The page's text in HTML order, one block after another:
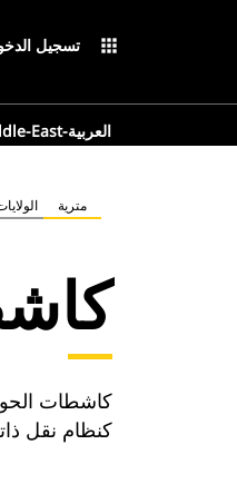
تسجيل apps
Africa Middle-East-العربية
مترية
كنظام نقل